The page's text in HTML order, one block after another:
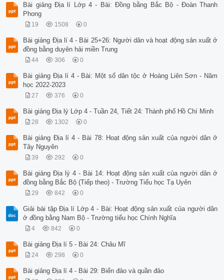
Bài giảng Địa lí Lớp 4 - Bài: Đồng bằng Bắc Bộ - Đoàn Thanh
Phong
19 1508 0
Bài giảng Địa lí 4 - Bài 25+26: Người dân và hoạt động sản xuất ở
đồng bằng duyên hải miền Trung
44 306 0
Bài giảng Địa lí 4 - Bài: Một số dân tộc ở Hoàng Liên Sơn - Năm
học 2022-2023
27 376 0
Bài giảng Địa lý Lớp 4 - Tuần 24, Tiết 24: Thành phố Hồ Chí Minh
28 1302 0
Bài giảng Địa lí 4 - Bài 78: Hoạt động sản xuất của người dân ở
Tây Nguyên
39 292 0
Bài giảng Địa lý 4 - Bài 14: Hoạt động sản xuất của người dân ở
đồng bằng Bắc Bộ (Tiếp theo) - Trường Tiểu học Tạ Uyên
29 842 0
Giải bài tập Địa lí Lớp 4 - Bài: Hoạt động sản xuất của người dân
ở đồng bằng Nam Bộ - Trường tiểu học Chính Nghĩa
4 842 0
Bài giảng Địa lí 5 - Bài 24: Châu Mĩ
24 298 0
Bài giảng Địa lí 4 - Bài 29: Biển đảo và quần đảo